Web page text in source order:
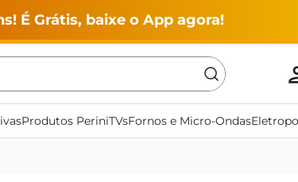
É Grátis, baixe o App agora!
Produtos PeriniTVsFornos e Micro-Ondas